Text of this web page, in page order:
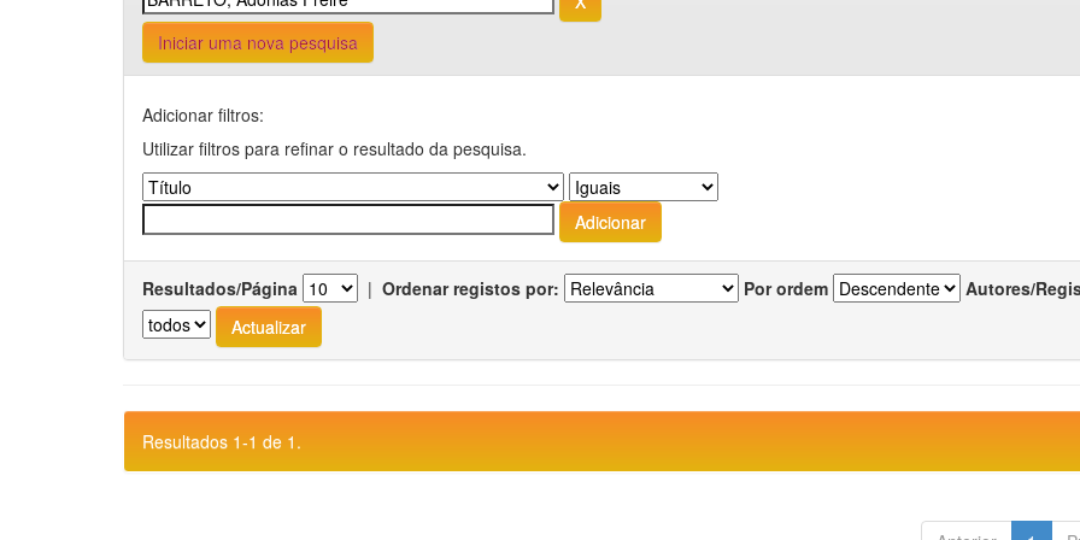
Iniciar uma nova pesquisa
Adicionar filtros:
Utilizar filtros para refinar o resultado da pesquisa.
Resultados/Página | Ordenar registos por: Por ordem Autores/
Resultados 1-1 de 1.